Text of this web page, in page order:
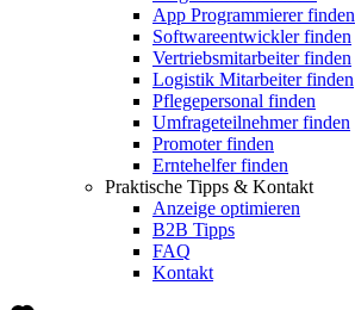
App Programmierer finden
Softwareentwickler finden
Vertriebsmitarbeiter finden
Logistik Mitarbeiter finden
Pflegepersonal finden
Umfrageteilnehmer finden
Promoter finden
Erntehelfer finden
Praktische Tipps & Kontakt
Anzeige optimieren
B2B Tipps
FAQ
Kontakt